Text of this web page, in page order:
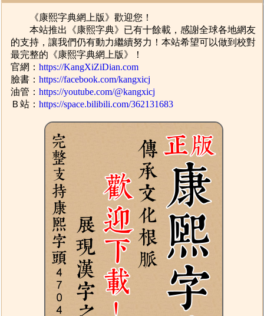
《康熙字典網上版》歡迎您！
本站推出《康熙字典》已有十餘載，感謝全球各地網友
的支持，讓我們仍有動力繼續努力！本站希望可以做到校對
最完整的《康熙字典網上版》！
官網：https://KangXiZiDian.com
臉書：https://facebook.com/kangxicj
油管：https://youtube.com/@kangxicj
Ｂ站：https://space.bilibili.com/362131683